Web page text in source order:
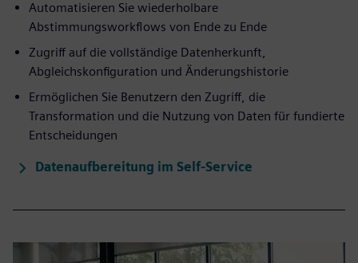
Automatisieren Sie wiederholbare
Abstimmungsworkflows von Ende zu Ende
Zugriff auf die vollständige Datenherkunft,
Abgleichskonfiguration und Änderungshistorie
Ermöglichen Sie Benutzern den Zugriff, die
Transformation und die Nutzung von Daten für fundierte
Entscheidungen
Datenaufbereitung im Self-Service